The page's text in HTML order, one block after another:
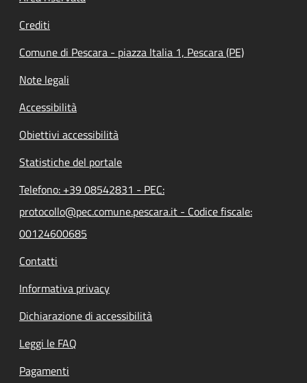
Crediti
Comune di Pescara - piazza Italia 1, Pescara (PE)
Note legali
Accessibilità
Obiettivi accessibilità
Statistiche del portale
Telefono: +39 08542831 - PEC:
protocollo@pec.comune.pescara.it - Codice fiscale:
00124600685
Contatti
Informativa privacy
Dichiarazione di accessibilità
Leggi le FAQ
Pagamenti